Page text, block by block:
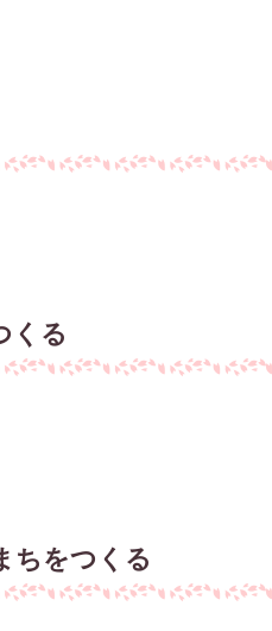
くる
ちをつくる